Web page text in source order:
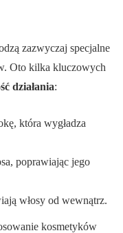
zazwyczaj specjalne
Oto kilka kluczowych
działania:
która wygładza
poprawiając jego
włosy od wewnątrz.
kosmetyków